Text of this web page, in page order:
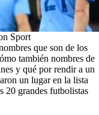
Sport
que son de los
también nombres de
y qué por rendir a un
un lugar en la lista
20 grandes futbolistas